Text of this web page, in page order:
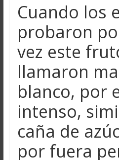
Cuando los
probaron
vez este
llamaron
blanco, por
intenso,
caña de
por fuera